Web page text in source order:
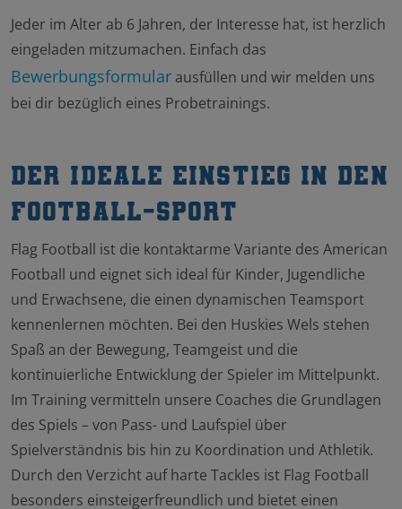
Jeder im Alter ab 6 Jahren, der Interesse hat, ist herzlich
eingeladen mitzumachen. Einfach das
Bewerbungsformular ausfüllen und wir melden uns
bei dir bezüglich eines Probetrainings.
Der ideale Einstieg in den
Football-Sport
Flag Football ist die kontaktarme Variante des American
Football und eignet sich ideal für Kinder, Jugendliche
und Erwachsene, die einen dynamischen Teamsport
kennenlernen möchten. Bei den Huskies Wels stehen
Spaß an der Bewegung, Teamgeist und die
kontinuierliche Entwicklung der Spieler im Mittelpunkt.
Im Training vermitteln unsere Coaches die Grundlagen
des Spiels – von Pass- und Laufspiel über
Spielverständnis bis hin zu Koordination und Athletik.
Durch den Verzicht auf harte Tackles ist Flag Football
besonders einsteigerfreundlich und bietet einen